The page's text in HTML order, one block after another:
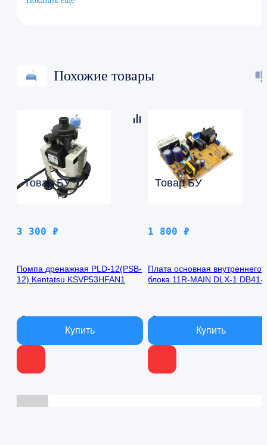
Площадь поверхности120 м2
Похожие товары
Товар БУ
3 300 ₽
Помпа дренажная PLD-12(PSB-
12) Kentatsu KSVP53HFAN1
В наличии
Товар БУ
1 800 ₽
Плата основная внутреннего
блока 11R-MAIN DLX-1 DB41-
В наличии